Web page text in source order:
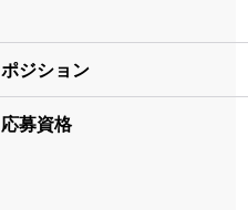
ポジション
応募資格